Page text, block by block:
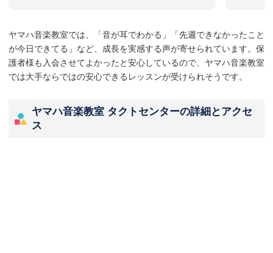
ヤマハ音楽教室では、「音が耳でわかる」「先週できなかったこと
が今日できてる」など、成長を実感する声が寄せられています。保
護者様も入会させてよかったと安心しているので、ヤマハ音楽教室
では大手ならではの安心できるレッスンが受けられそうです。
ヤマハ音楽教室 タクトセンターの詳細とアクセ
ス